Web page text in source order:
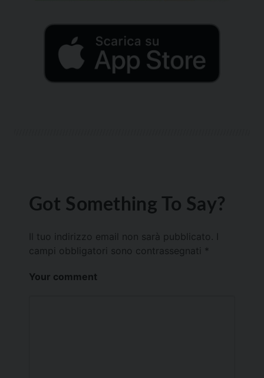
Got Something To Say?
Il tuo indirizzo email non sarà pubblicato.
campi obbligatori sono contrassegnati *
Your comment